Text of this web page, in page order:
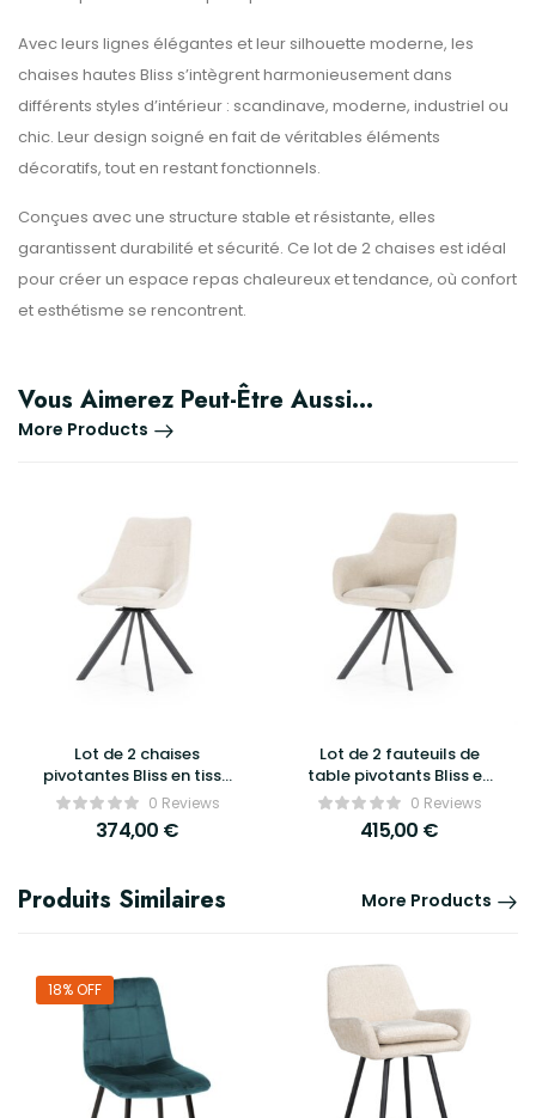
Avec leurs lignes élégantes et leur silhouette moderne, les
chaises hautes Bliss s’intègrent harmonieusement dans
différents styles d’intérieur : scandinave, moderne, industriel ou
chic. Leur design soigné en fait de véritables éléments
décoratifs, tout en restant fonctionnels.
Conçues avec une structure stable et résistante, elles
garantissent durabilité et sécurité. Ce lot de 2 chaises est idéal
pour créer un espace repas chaleureux et tendance, où confort
et esthétisme se rencontrent.
Vous Aimerez Peut-Être Aussi…
More Products
Lot de 2 chaises
pivotantes Bliss en tissu
doux – By Boo
0 Reviews
374,00 €
Lot de 2 fauteuils de
table pivotants Bliss en
tissu doux – By Boo
0 Reviews
415,00 €
Produits Similaires More Products
18% OFF